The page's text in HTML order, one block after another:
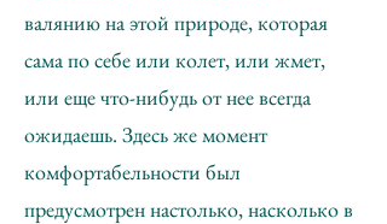
валянию на этой природе, которая
сама по себе или колет, или жмет,
или еще что-нибудь от нее всегда
ожидаешь. Здесь же момент
комфортабельности был
предусмотрен настолько, насколько в